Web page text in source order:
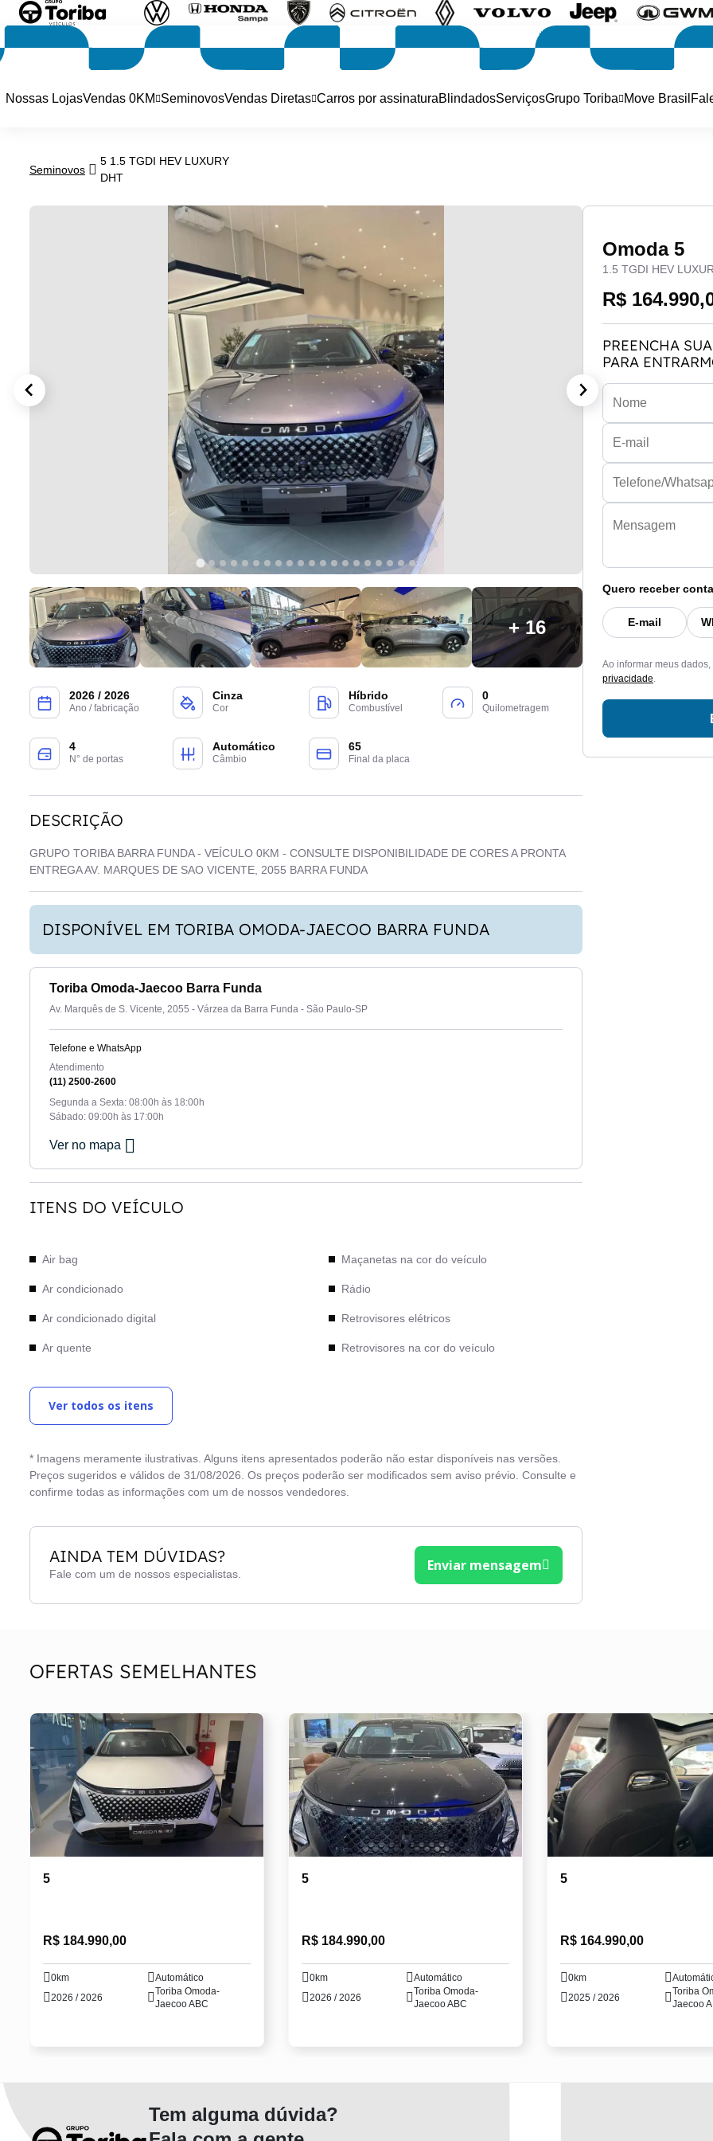
Nossas LojasVendas 0KM SeminovosVendas Diretas Carros por assinaturaBlindadosServiçosGrupo Toriba Move Brasil
Seminovos
5 1.5 TGDI HEV LUXURY
DHT
+ 16
2026 / 2026
Ano / fabricação
Cinza
Cor
Híbrido
Combustível
0
Quilometragem
4
N° de portas
Automático
Câmbio
65
Final da placa
DESCRIÇÃO
GRUPO TORIBA BARRA FUNDA - VEÍCULO 0KM - CONSULTE DISPONIBILIDADE DE CORES A PRONTA
ENTREGA AV. MARQUES DE SAO VICENTE, 2055 BARRA FUNDA
DISPONÍVEL EM TORIBA OMODA-JAECOO BARRA FUNDA
Toriba Omoda-Jaecoo Barra Funda
Av. Marquês de S. Vicente, 2055 - Várzea da Barra Funda - São Paulo-SP
Telefone e WhatsApp
Atendimento
(11) 2500-2600
Segunda a Sexta: 08:00h às 18:00h
Sábado: 09:00h às 17:00h
Ver no mapa
ITENS DO VEÍCULO
Air bag
Ar condicionado
Ar condicionado digital
Ar quente
Câmera de Ré
Direção elétrica
Faróis de Led
Freios ABS
Freios ABS c/ EBD
Maçanetas na cor do veículo
Rádio
Retrovisores elétricos
Retrovisores na cor do veículo
Trio elétrico
Vidros elétricos
Volante em couro
Ver todos os itens
* Imagens meramente ilustrativas. Alguns itens apresentados poderão não estar disponíveis nas versões.
Preços sugeridos e válidos de 31/08/2026. Os preços poderão ser modificados sem aviso prévio. Consulte e
confirme todas as informações com um de nossos vendedores.
AINDA TEM DÚVIDAS?
Fale com um de nossos especialistas.
Enviar mensagem
Omoda 5
1.5 TGDI HEV
R$
PREENCHA
PARA
Quero receber
E-mail
Ao informar meus
privacidade.
OFERTAS SEMELHANTES
5
R$ 184.990,00
0km
Automático
2026 / 2026
Toriba Omoda-
Jaecoo ABC
5
R$ 184.990,00
0km
Automático
2026 / 2026
Toriba Omoda-
Jaecoo ABC
5
R$ 164.990,00
0km
2025 / 2026
Toriba
Jaecoo
Tem alguma dúvida?